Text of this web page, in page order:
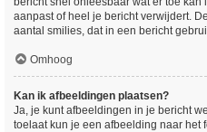
aanpast of heel je bericht verwijdert.
aantal smilies, dat in een bericht
Omhoog
Kan ik afbeeldingen plaatsen?
Ja, je kunt afbeeldingen in je bericht
toelaat kun je een afbeelding naar het